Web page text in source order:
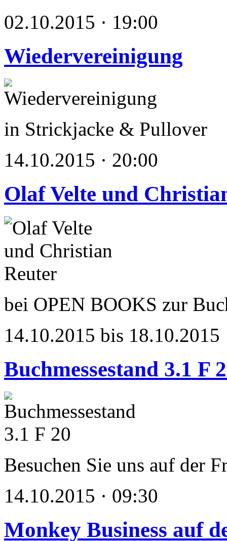
02.10.2015 · 19:00
Wiedervereinigung
in Strickjacke & Pullover
14.10.2015 · 20:00
Olaf Velte und
bei OPEN BOOKS zur
14.10.2015 bis 18.10.2015
Buchmessestand 3.1 F
Besuchen Sie uns auf der
14.10.2015 · 09:30
Monkey Business auf